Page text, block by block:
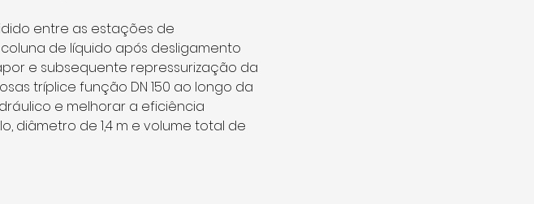
entre as estações de
de líquido após desligamento
e subsequente repressurização da
tríplice função DN 150 ao longo da
e melhorar a eficiência
diâmetro de 1,4 m e volume total de